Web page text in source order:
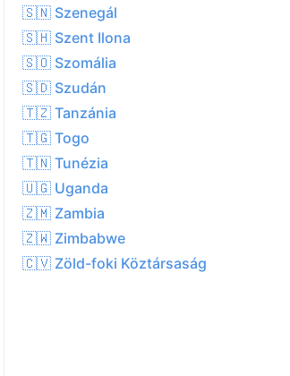
06:02 PM
Waning
Crescent
22 23
🇸🇳 Szenegál
🇸🇭 Szent Ilona
🇸🇴 Szomália
🇸🇩 Szudán
🇹🇿 Tanzánia
🇹🇬 Togo
🇹🇳 Tunézia
🇺🇬 Uganda
🇿🇲 Zambia
🇿🇼 Zimbabwe
🇨🇻 Zöld-foki Köztársaság